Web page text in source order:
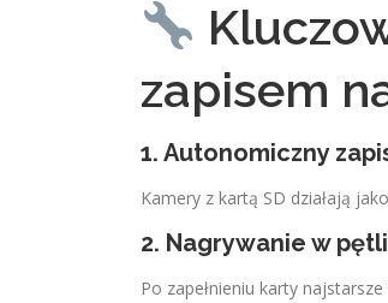
zapisem
1. Autonomiczny
Kamery z kartą SD działają jako
2. Nagrywanie w pętli
Po zapełnieniu karty